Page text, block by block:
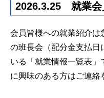
2026.3.25 就業会
会員皆様への就業紹介は
の班長会（配分金支払日
いる「就業情報一覧表」
に興味のある方はご連絡